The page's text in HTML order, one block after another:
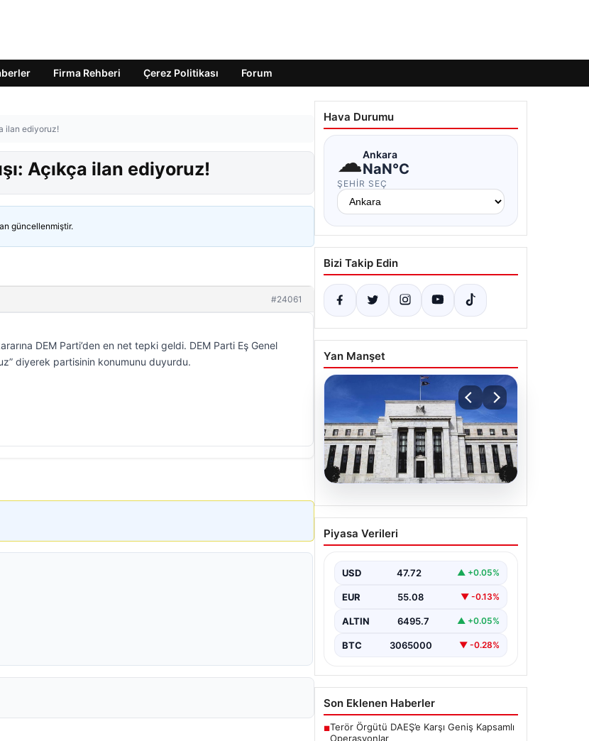
Firma Rehberi Çerez Politikası Forum
ilan ediyoruz!
Açıkça ilan ediyoruz!
güncellenmiştir.
#24061
DEM Parti’den en net tepki geldi. DEM Parti Eş Genel
diyerek partisinin konumunu duyurdu.
Hava Durumu
☁Ankara
NaN°C
ŞEHIR SEÇ
Bizi Takip Edin
Yan Manşet
Fed faizi sabit tuttu
Piyasa Verileri
USD 47.72 ▲ +0.05%
EUR 55.08 ▼ -0.13%
ALTIN 6495.7 ▲ +0.05%
BTC 3065000 ▼ -0.28%
Son Eklenen Haberler
■Terör Örgütü DAEŞ’e Karşı Geniş Kapsamlı
Operasyonlar